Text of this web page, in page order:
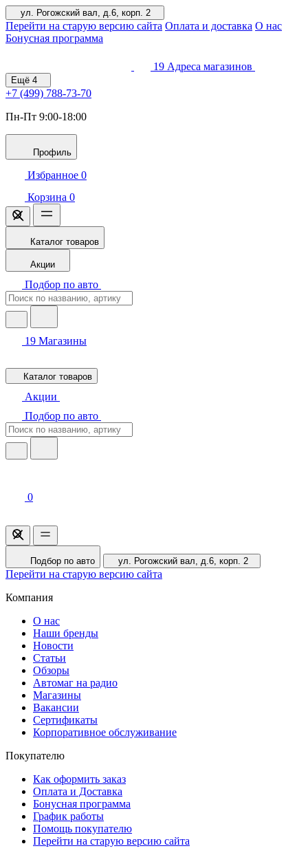
ул. Рогожский вал, д.6, корп. 2
Перейти на старую версию сайта Оплата и доставка О нас
Бонусная программа
19 Адреса магазинов
Ещё 4
+7 (499) 788-73-70
Пн-Пт 9:00-18:00
Профиль
Избранное 0
Корзина 0
Каталог товаров
Акции
Подбор по авто
19 Магазины
Каталог товаров
Акции
Подбор по авто
0
Подбор по авто ул. Рогожский вал, д.6, корп. 2
Перейти на старую версию сайта
Компания
О нас
Наши бренды
Новости
Статьи
Обзоры
Автомаг на радио
Магазины
Вакансии
Сертификаты
Корпоративное обслуживание
Покупателю
Как оформить заказ
Оплата и Доставка
Бонусная программа
График работы
Помощь покупателю
Перейти на старую версию сайта